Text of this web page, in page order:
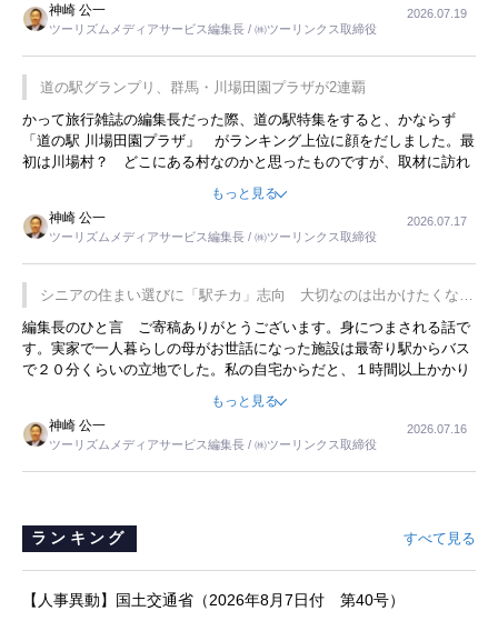
神崎 公一
ツーリズムメディアサービス編集長 / ㈱ツーリンクス取締役
2026.07.19
道の駅グランプリ、群馬・川場田園プラザが2連覇
かって旅行雑誌の編集長だった際、道の駅特集をすると、かならず
「道の駅 川場田園プラザ」 がランキング上位に顔をだしました。最
初は川場村？ どこにある村なのかと思ったものですが、取材に訪れ
した。プレゼンも巧みで、今でも思い出すことが２つあります。一つ
は、従業員に東京ディズニーランドを見学させ、サービス業、接客業
の何かを理解してもらっていることです。 もう一つは1800円もする
プレミアムヨーグルトを販売するにあたり、社内に懸念もあったそう
です。永井社長は、駐車場に都内ナンバーの高級外車が停まっている
ことに目をつけ、高級商品でも売れると確信したそうです。今回の記
事を懐かしく読みました。
もっと見る
神崎 公一
ツーリズムメディアサービス編集長 / ㈱ツーリンクス取締役
2026.07.17
シニアの住まい選びに「駅チカ」志向 大切なのは出かけたくなる
暮らし
編集長のひと言 ご寄稿ありがとうございます。身につまされる話で
す。実家で一人暮らしの母がお世話になった施設は最寄り駅からバス
で２０分くらいの立地でした。私の自宅からだと、１時間以上かかり
すが、私と妹にとっては、半日仕事ででした。シニアの住まい選び
は、当人だけではなく、世話をする家族の足の便も考えない外池ない
と思いました。
もっと見る
神崎 公一
ツーリズムメディアサービス編集長 / ㈱ツーリンクス取締役
2026.07.16
ランキング すべて見る
【人事異動】国土交通省（2026年8月7日付 第40号）